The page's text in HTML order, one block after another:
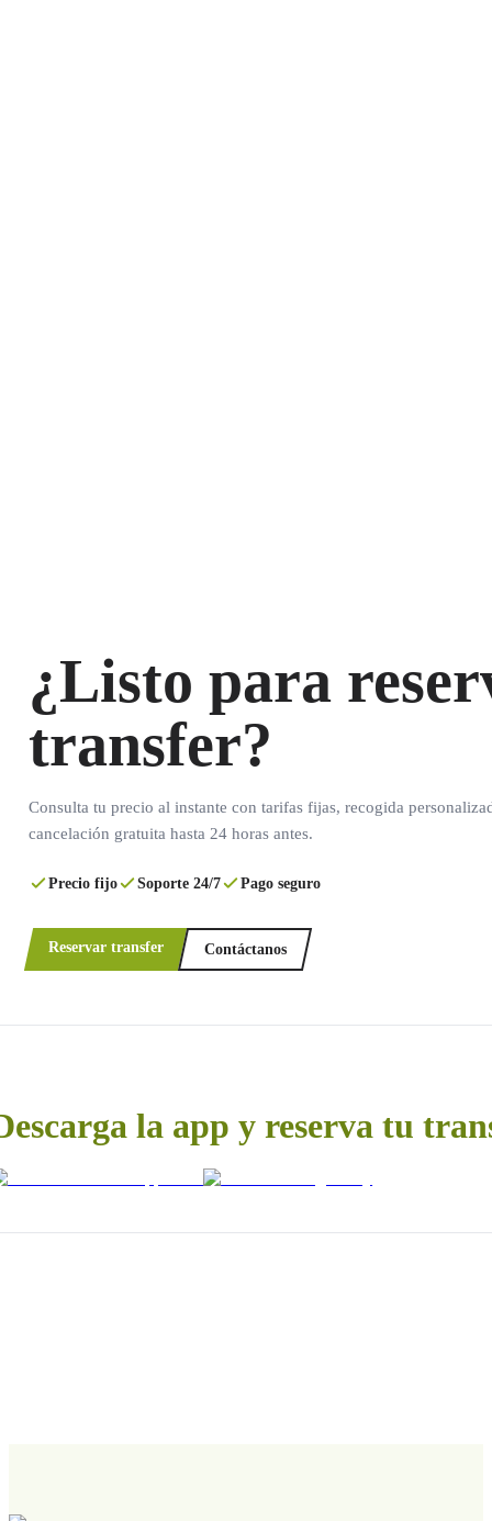
¿Listo para
transfer?
Consulta tu precio al instante con tarifas fijas, recogida
cancelación gratuita hasta 24 horas antes.
Precio fijo Soporte 24/7 Pago seguro
Reservar transfer Contáctanos
la app y reserva tu